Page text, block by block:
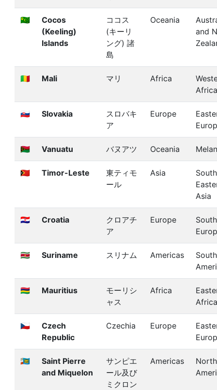
🇨🇨
Cocos
(Keeling)
Islands
ココス
(キーリ
ング) 諸
島
Oceania
and
🇲🇱 Mali マリ Africa
Africa
🇸🇰 Slovakia
スロバキ
ア
Europe
🇻🇺 Vanuatu バヌアツ Oceania
🇹🇱 Timor-Leste
東ティモ
ール
Asia
Asia
🇭🇷 Croatia
クロアチ
ア
Europe
🇸🇷 Suriname スリナム Americas
South
🇲🇺 Mauritius
モーリシ
ャス
Africa
Africa
🇨🇿
Czech
Republic
Czechia Europe
🇵🇲
Saint Pierre
and Miquelon
サンピエ
ール及び
ミクロン
Americas